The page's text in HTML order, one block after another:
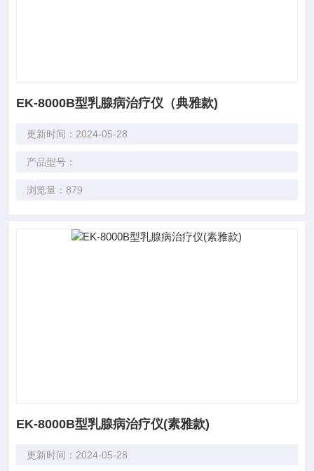
EK-8000B型乳腺病治疗仪（典雅款)
更新时间：2024-05-28
产品型号：
浏览量：879
EK-8000B型乳腺病治疗仪(素雅款)
更新时间：2024-05-28